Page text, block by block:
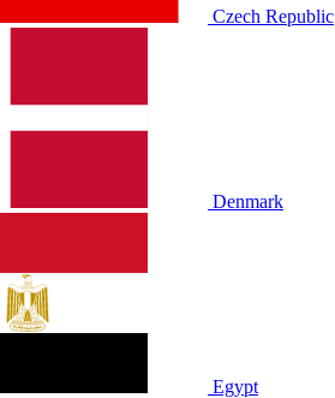
Czech Republic
Denmark
Egypt